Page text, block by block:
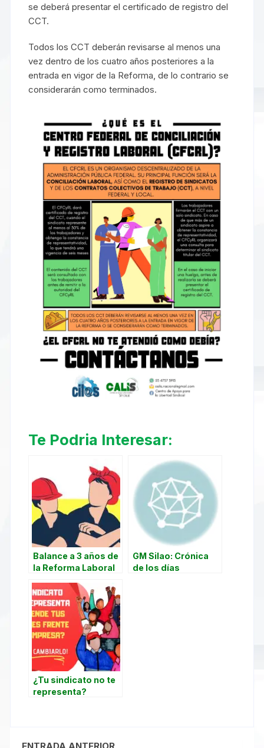
se deberá presentar el certificado de registro del
CCT.
Todos los CCT deberán revisarse al menos una
vez dentro de los cuatro años posteriores a la
entrada en vigor de la Reforma, de lo contrario se
considerarán como terminados.
Te Podria Interesar:
Balance a 3 años de
la Reforma Laboral
23 Laboral del T-
MEC
GM Silao: Crónica
de los días
¿Tu sindicato no te
representa?